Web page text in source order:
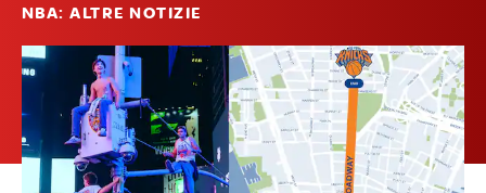
NBA: ALTRE NOTIZIE